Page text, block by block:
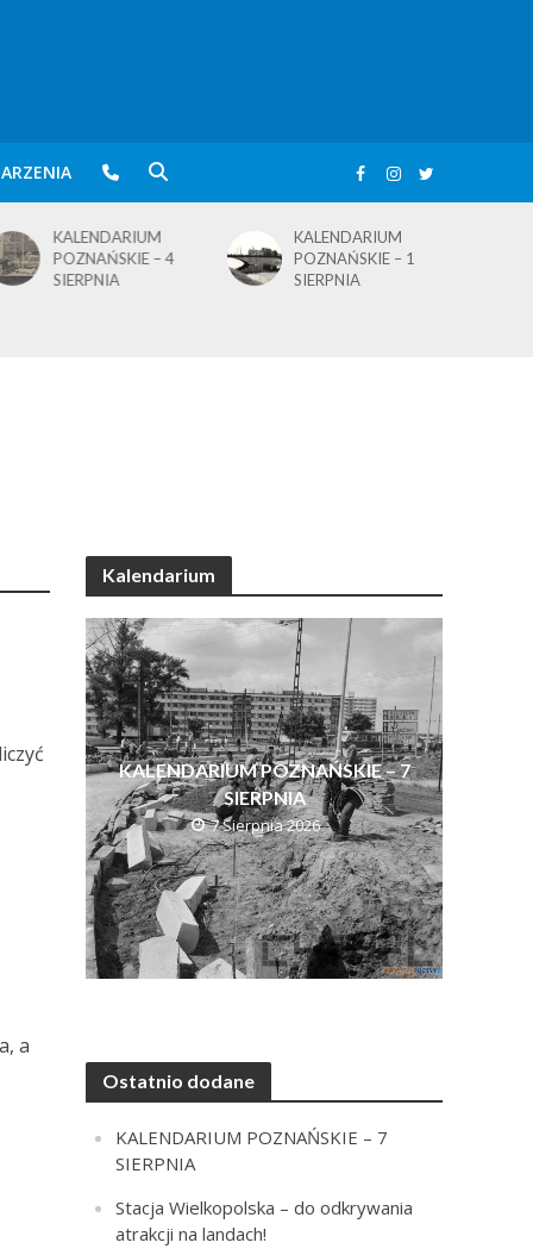
KALENDARIUM
POZNAŃSKIE – 4
SIERPNIA
KALENDARIUM
POZNAŃSKIE – 1
SIERPNIA
a
Kalendarium
KALENDARIUM POZNAŃSKIE – 7
SIERPNIA
7 Sierpnia 2026
Ostatnio dodane
KALENDARIUM POZNAŃSKIE – 7
SIERPNIA
Stacja Wielkopolska – do odkrywania
atrakcji na landach!